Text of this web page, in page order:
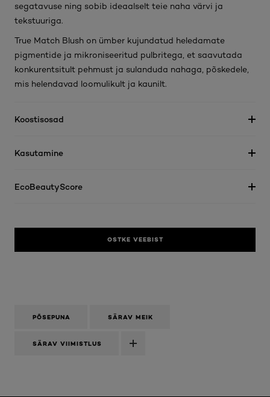
segatavuse ning sobib ideaalselt teie naha värvi ja
tekstuuriga.
True Match Blush on ümber kujundatud heledamate
pigmentide ja mikroniseeritud pulbritega, et saavutada
konkurentsitult pehmust ja sulanduda nahaga, põskedele,
mis helendavad loomulikult ja kaunilt.
Koostisosad
Kasutamine
EcoBeautyScore
OSTKE VEEBIST
PÕSEPUNA SÄRAV MEIK
SÄRAV VIIMISTLUS